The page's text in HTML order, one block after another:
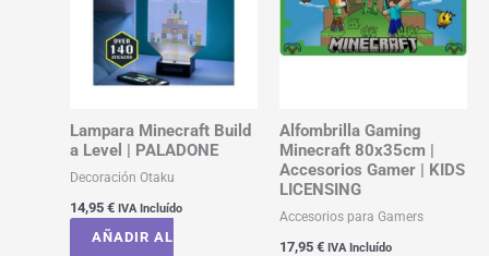
Lampara Minecraft Build
a Level | PALADONE
Decoración Otaku
14,95 € IVA Incluído
AÑADIR AL
Alfombrilla Gaming
Minecraft 80x35cm |
Accesorios Gamer | KIDS
LICENSING
Accesorios para Gamers
17,95 € IVA Incluído